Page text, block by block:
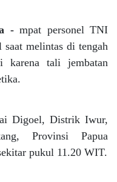
- mpat personel TNI
melintas di tengah
karena tali jembatan
Digoel, Distrik Iwur,
Provinsi Papua
pukul 11.20 WIT.